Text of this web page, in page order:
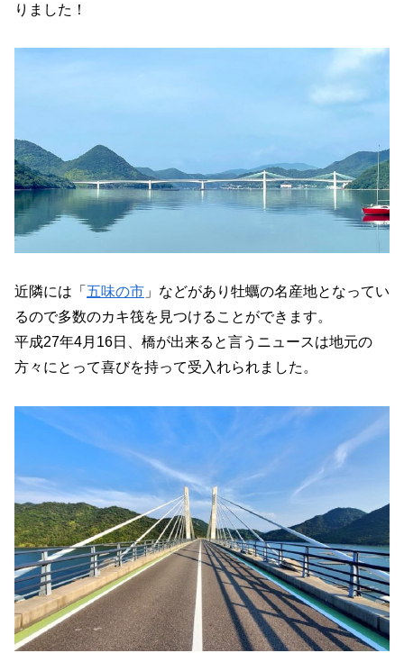
りました！
近隣には「 五味の市 」などがあり牡蠣の名産地となってい
るので多数のカキ筏を見つけることができます。
平成27年4月16日、橋が出来ると言うニュースは地元の
方々にとって喜びを持って受入れられました。